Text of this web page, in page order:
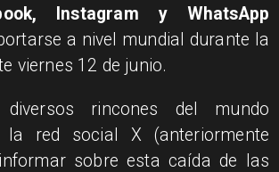
Instagram y WhatsApp
a nivel mundial durante la
viernes 12 de junio.
rincones del mundo
la red social X (anteriormente
sobre esta caída de las